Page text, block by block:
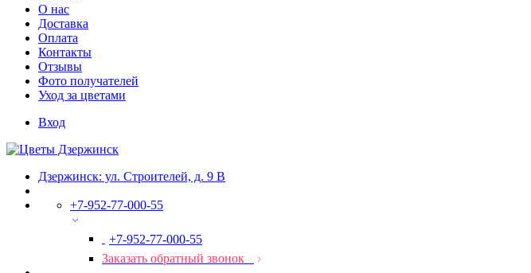
О нас
Доставка
Оплата
Контакты
Отзывы
Фото получателей
Уход за цветами
Вход
Дзержинск: ул. Строителей, д. 9 В
+7-952-77-000-55
+7-952-77-000-55
Заказать обратный звонок